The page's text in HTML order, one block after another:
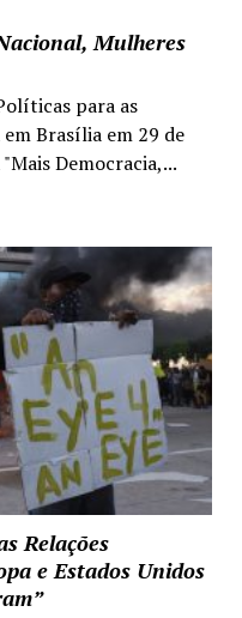
Mulheres
para as
Brasília em 29 de
Democracia,...
Relações
e Estados Unidos